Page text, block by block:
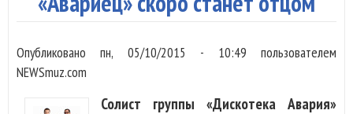
Опубликованопн, 05/10/2015 - 10:49 пользователем
NEWSmuz.com
Солист группы «Дискотека Авария»